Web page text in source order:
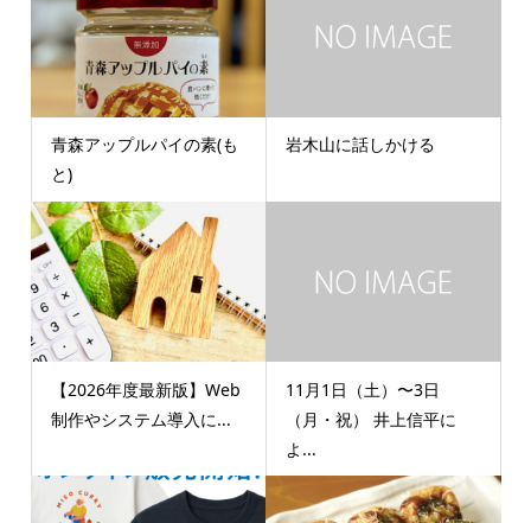
青森アップルパイの素(も
と)
岩木山に話しかける
【2026年度最新版】Web
制作やシステム導入に...
11月1日（土）〜3日
（月・祝） 井上信平に
よ...